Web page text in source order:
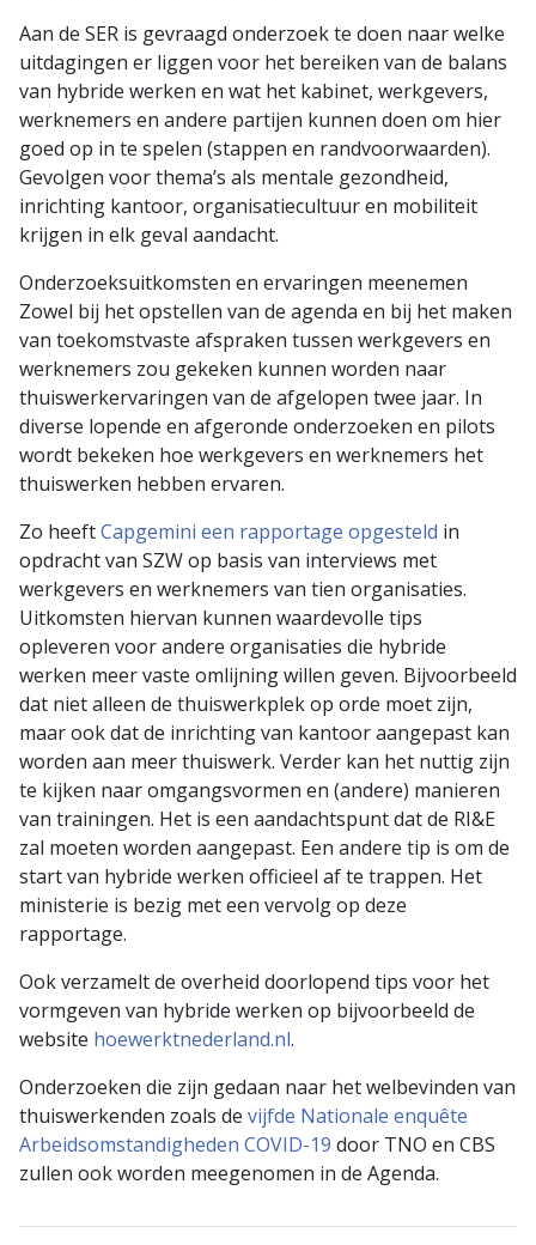
Aan de SER is gevraagd onderzoek te doen naar welke
uitdagingen er liggen voor het bereiken van de balans
van hybride werken en wat het kabinet, werkgevers,
werknemers en andere partijen kunnen doen om hier
goed op in te spelen (stappen en randvoorwaarden).
Gevolgen voor thema’s als mentale gezondheid,
inrichting kantoor, organisatiecultuur en mobiliteit
krijgen in elk geval aandacht.
Onderzoeksuitkomsten en ervaringen meenemen
Zowel bij het opstellen van de agenda en bij het maken
van toekomstvaste afspraken tussen werkgevers en
werknemers zou gekeken kunnen worden naar
thuiswerkervaringen van de afgelopen twee jaar. In
diverse lopende en afgeronde onderzoeken en pilots
wordt bekeken hoe werkgevers en werknemers het
thuiswerken hebben ervaren.
Zo heeftCapgemini een rapportage opgesteld in
opdracht van SZW op basis van interviews met
werkgevers en werknemers van tien organisaties.
Uitkomsten hiervan kunnen waardevolle tips
opleveren voor andere organisaties die hybride
werken meer vaste omlijning willen geven. Bijvoorbeeld
dat niet alleen de thuiswerkplek op orde moet zijn,
maar ook dat de inrichting van kantoor aangepast kan
worden aan meer thuiswerk. Verder kan het nuttig zijn
te kijken naar omgangsvormen en (andere) manieren
van trainingen. Het is een aandachtspunt dat de RI&E
zal moeten worden aangepast. Een andere tip is om de
start van hybride werken officieel af te trappen. Het
ministerie is bezig met een vervolg op deze
rapportage.
Ook verzamelt de overheid doorlopend tips voor het
vormgeven van hybride werken op bijvoorbeeld de
website hoewerktnederland.nl.
Onderzoeken die zijn gedaan naar het welbevinden van
thuiswerkenden zoals de vijfde Nationale enquête
Arbeidsomstandigheden COVID-19 door TNO en CBS
zullen ook worden meegenomen in de Agenda.